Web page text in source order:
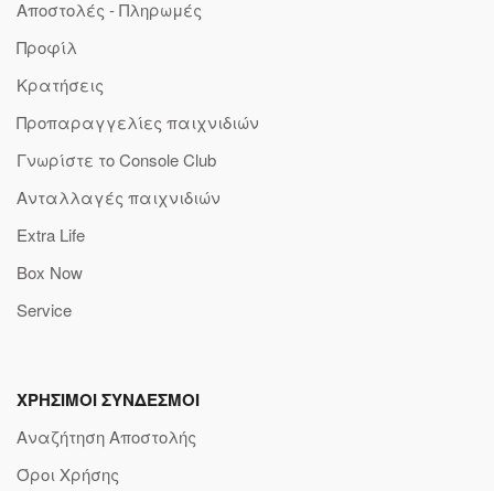
Αποστολές - Πληρωμές
Προφίλ
Κρατήσεις
Προπαραγγελίες παιχνιδιών
Γνωρίστε το Console Club
Ανταλλαγές παιχνιδιών
Extra Life
Box Now
Service
ΧΡΗΣΙΜΟΙ ΣΥΝΔΕΣΜΟΙ
Αναζήτηση Αποστολής
Όροι Χρήσης